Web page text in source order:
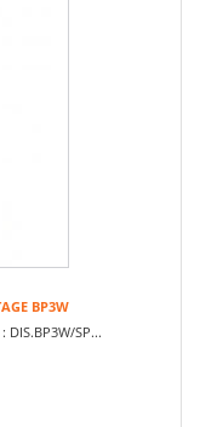
BP3W
SP...